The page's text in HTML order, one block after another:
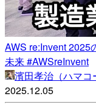
AWS re:Invent 2025
未来 #AWSreInvent
濱田孝治（ハマ
2025.12.05